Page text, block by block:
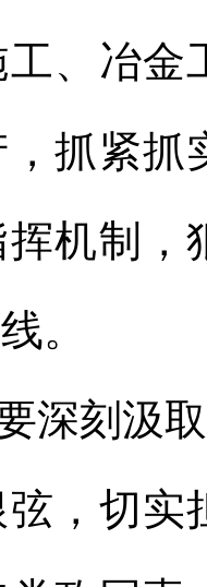
、冶金
抓紧抓
机制，
。
深刻汲
，切实